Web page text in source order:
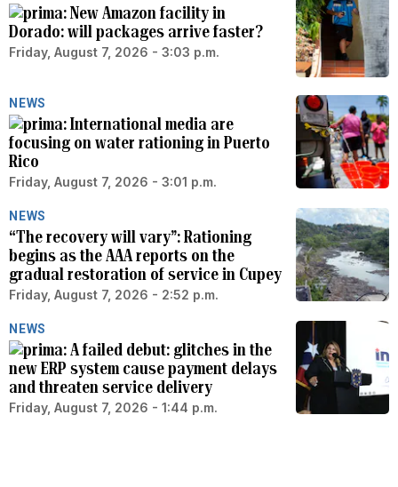
New Amazon facility in
Dorado: will packages arrive faster?
Friday, August 7, 2026 - 3:03 p.m.
NEWS
International media are
focusing on water rationing in Puerto
Rico
Friday, August 7, 2026 - 3:01 p.m.
NEWS
“The recovery will vary”: Rationing
begins as the AAA reports on the
gradual restoration of service in Cupey
Friday, August 7, 2026 - 2:52 p.m.
NEWS
A failed debut: glitches in the
new ERP system cause payment delays
and threaten service delivery
Friday, August 7, 2026 - 1:44 p.m.